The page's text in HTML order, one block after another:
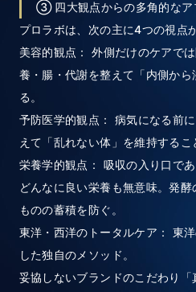
③ 四大観点からの多角的なア
プロラボは、次の主に4つの視点
美容的観点： 外側だけのケアで
養・腸・代謝を整えて「内側か
る。
予防医学的観点： 病気になる前
えて「乱れない体」を維持するこ
栄養学的観点： 吸収の入り口で
どんなに良い栄養も無意味。発
ものの蓄積を防ぐ。
東洋・西洋のトータルケア： 東
した独自のメソッド。
妥協しないブランドのこだわり「